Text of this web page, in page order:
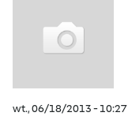
wt., 06/18/2013 - 10:27